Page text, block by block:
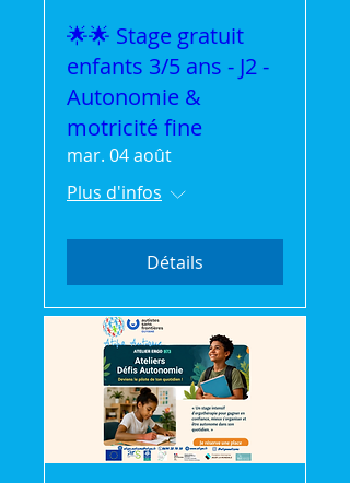
🌟🌟 Stage gratuit
enfants 3/5 ans - J2 -
Autonomie &
motricité fine
mar. 04 août
Plus d'infos
Détails